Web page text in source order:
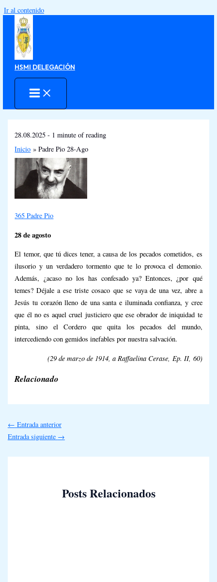
Ir al contenido
HSMI DELEGACIÓN
28.08.2025- 1 minute of reading
Inicio
Padre Pio 28-Ago
365 Padre Pio
28 de agosto
El temor, que tú dices tener, a causa de los pecados cometidos, es
ilusorio y un verdadero tormento que te lo provoca el demonio.
Además, ¿acaso no los has confesado ya? Entonces, ¿por qué
temes? Déjale a ese tristecosaco que se vaya de una vez, abre a
Jesús tu corazón lleno de una santa e iluminada confianza, y cree
que él no es aquel cruel justiciero que ese obrador de iniquidad te
pinta, sino el Cordero que quita los pecados del mundo,
intercediendo con gemidos inefables por nuestra salvación.
(29 de marzo de 1914, a Raffaelina Cerase, Ep. II, 60)
Relacionado
← Entrada anterior
Entrada siguiente →
Posts Relacionados